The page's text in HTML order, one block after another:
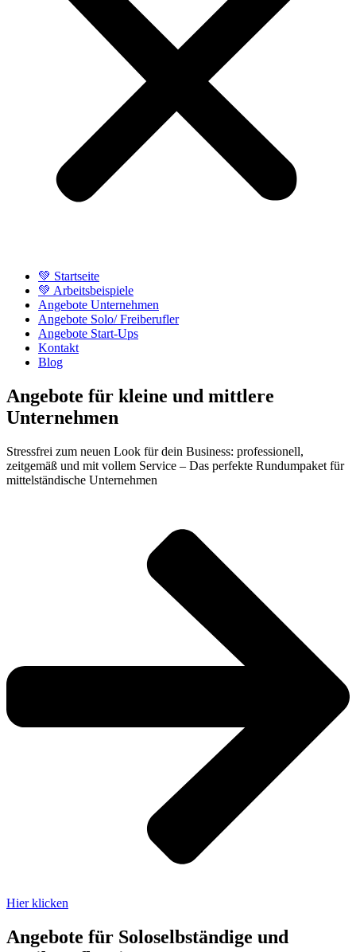
💚 Startseite
💚 Arbeitsbeispiele
Angebote Unternehmen
Angebote Solo/ Freiberufler
Angebote Start-Ups
Kontakt
Blog
Angebote für kleine und mittlere
Unternehmen
Stressfrei zum neuen Look für dein Business: professionell,
zeitgemäß und mit vollem Service – Das perfekte Rundumpaket für
mittelständische Unternehmen
Hier klicken
Angebote für Soloselbständige und